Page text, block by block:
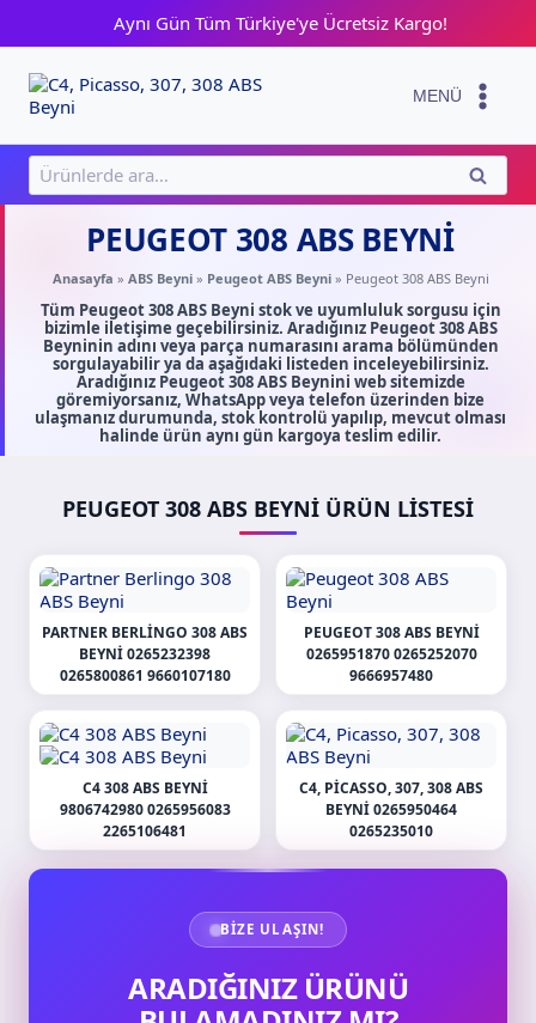
content
Aynı Gün Tüm Türkiye'ye Ücretsiz Kargo!
MENÜ
Ara:
ARA
PEUGEOT 308 ABS BEYNI
Anasayfa » ABS Beyni» Peugeot ABS Beyni» Peugeot 308 ABS Beyni
Tüm Peugeot 308 ABS Beyni stok ve uyumluluk sorgusu için
bizimle iletişime geçebilirsiniz. Aradığınız Peugeot 308 ABS
Beyninin adını veya parça numarasını arama bölümünden
sorgulayabilir ya da aşağıdaki listeden inceleyebilirsiniz.
Aradığınız Peugeot 308 ABS Beynini web sitemizde
göremiyorsanız, WhatsApp veya telefon üzerinden bize
ulaşmanız durumunda, stok kontrolü yapılıp, mevcut olması
halinde ürün aynı gün kargoya teslim edilir.
PEUGEOT 308 ABS BEYNI ÜRÜN LISTESI
PARTNER BERLINGO 308 ABS
BEYNI 0265232398
0265800861 9660107180
PEUGEOT 308 ABS BEYNI
0265951870 0265252070
9666957480
C4 308 ABS BEYNI
9806742980 0265956083
2265106481
C4, PICASSO, 307, 308 ABS
BEYNI 0265950464
0265235010
BIZE ULAŞIN!
ARADIĞINIZ ÜRÜNÜ